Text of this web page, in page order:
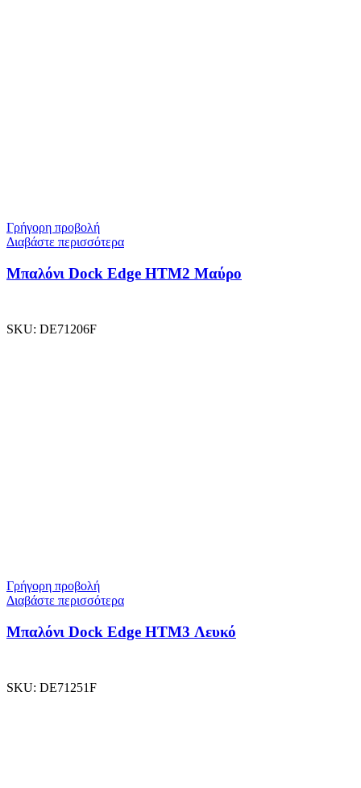
Γρήγορη προβολή
Διαβάστε περισσότερα
Μπαλόνι Dock Edge ΗΤΜ2 Μαύρο
SKU: DE71206F
Γρήγορη προβολή
Διαβάστε περισσότερα
Μπαλόνι Dock Edge ΗΤΜ3 Λευκό
SKU: DE71251F